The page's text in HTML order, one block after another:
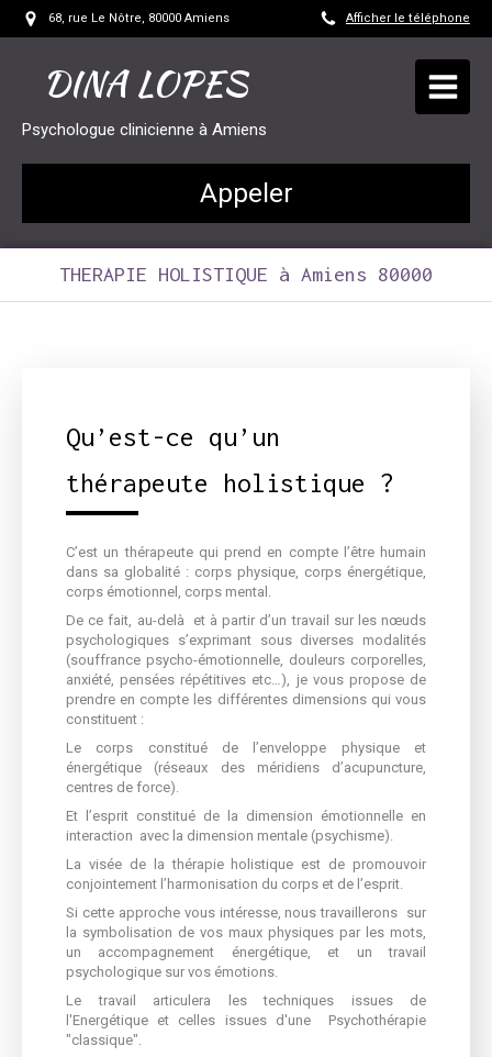
68, rue Le Nôtre, 80000 Amiens Afficher le téléphone
DINA LOPES
Psychologue clinicienne à Amiens
Appeler
THERAPIE HOLISTIQUE à Amiens 80000
Qu’est-ce qu’un
thérapeute holistique ?
C’est un thérapeute qui prend en compte l’être humain
dans sa globalité : corps physique, corps énergétique,
corps émotionnel, corps mental.
De ce fait, au-delà et à partir d’un travail sur les nœuds
psychologiques s’exprimant sous diverses modalités
(souffrance psycho-émotionnelle, douleurs corporelles,
anxiété, pensées répétitives etc…), je vous propose de
prendre en compte les différentes dimensions qui vous
constituent :
Le corps constitué de l’enveloppe physique et
énergétique (réseaux des méridiens d’acupuncture,
centres de force).
Et l’esprit constitué de la dimension émotionnelle en
interaction avec la dimension mentale (psychisme).
La visée de la thérapie holistique est de promouvoir
conjointement l’harmonisation du corps et de l’esprit.
Si cette approche vous intéresse, nous travaillerons sur
la symbolisation de vos maux physiques par les mots,
un accompagnement énergétique, et un travail
psychologique sur vos émotions.
Le travail articulera les techniques issues de
l'Energétique et celles issues d'une Psychothérapie
"classique".